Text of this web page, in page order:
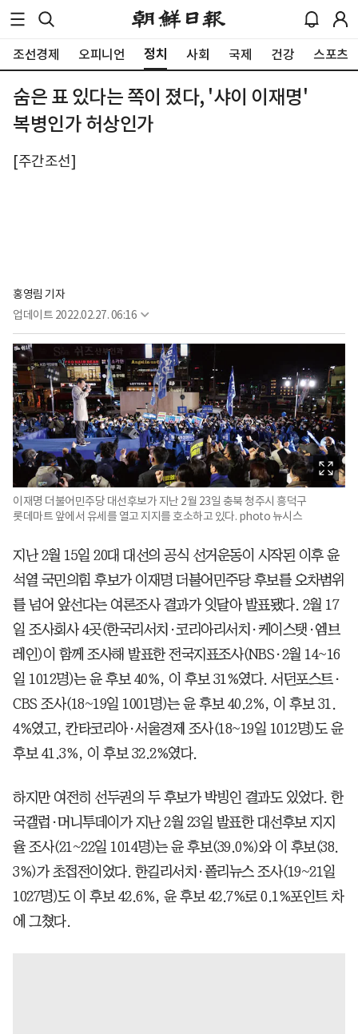
조선경제 오피니언 정치 사회 국제 건강 스포츠
숨은 표 있다는 쪽이 졌다, '샤이 이재명'
복병인가 허상인가
[주간조선]
홍영림 기자
업데이트 2022.02.27. 06:16
이재명 더불어민주당 대선후보가 지난 2월 23일 충북 청주시 흥덕구
롯데마트 앞에서 유세를 열고 지지를 호소하고 있다. photo 뉴시스
지난 2월 15일 20대 대선의 공식 선거운동이 시작된 이후 윤
석열 국민의힘 후보가 이재명 더불어민주당 후보를 오차범위
를 넘어 앞선다는 여론조사 결과가 잇달아 발표됐다. 2월 17
일 조사회사 4곳(한국리서치·코리아리서치·케이스탯·엠브
레인)이 함께 조사해 발표한 전국지표조사(NBS·2월 14~16
일 1012명)는 윤 후보 40%, 이 후보 31%였다. 서던포스트·
CBS 조사(18~19일 1001명)는 윤 후보 40.2%, 이 후보 31.
4%였고, 칸타코리아·서울경제 조사(18~19일 1012명)도 윤
후보 41.3%, 이 후보 32.2%였다.
하지만 여전히 선두권의 두 후보가 박빙인 결과도 있었다. 한
국갤럽·머니투데이가 지난 2월 23일 발표한 대선후보 지지
율 조사(21~22일 1014명)는 윤 후보(39.0%)와 이 후보(38.
3%)가 초접전이었다. 한길리서치·폴리뉴스 조사(19~21일
1027명)도 이 후보 42.6%, 윤 후보 42.7%로 0.1%포인트 차
에 그쳤다.